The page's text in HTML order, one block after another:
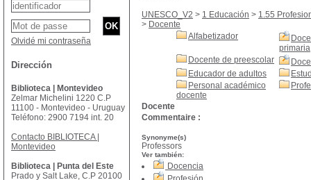
UNESCO_V2 > 1 Educación > 1.55
> Docente
Alfabetizador
primaria
Docente de preescolar
Educador de adultos
Personal académico
docente
Docente
Commentaire :
Synonyme(s)
Professors
Ver también:
Docencia
Olvidé mi contraseña
Dirección
Biblioteca | Montevideo
Zelmar Michelini 1220 C.P
11100 - Montevideo - Uruguay
Teléfono: 2900 7194 int. 20
Contacto BIBLIOTECA |
Montevideo
Biblioteca | Punta del Este
Prado y Salt Lake, C.P 20100